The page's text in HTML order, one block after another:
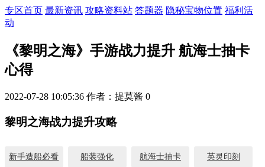
专区首页 最新资讯 攻略资料站 答题器 隐秘宝物位置 福利活
动
《黎明之海》手游战力提升 航海士抽卡
心得
2022-07-28 10:05:36 作者：提莫酱 0
黎明之海战力提升攻略
新手造船必看 船装强化 航海士抽卡 英灵印刻